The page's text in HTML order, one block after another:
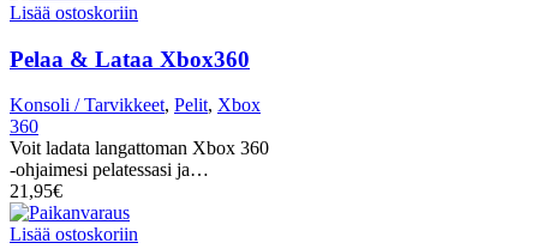
Lisää ostoskoriin
Pelaa & Lataa Xbox360
Konsoli / Tarvikkeet, Pelit, Xbox
360
Voit ladata langattoman Xbox 360
-ohjaimesi pelatessasi ja…
21,95€
Lisää ostoskoriin